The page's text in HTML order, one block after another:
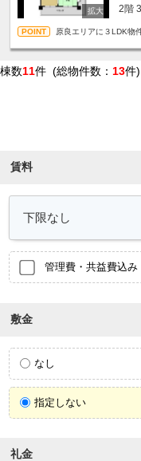
2階
原良エリアに３LDK物
棟数11件 (総物件数： 13件)
賃料
管理費・共益費込み
敷金
なし
指定しない
礼金